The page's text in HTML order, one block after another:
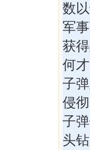
数
军
获
何
子
侵
子
头